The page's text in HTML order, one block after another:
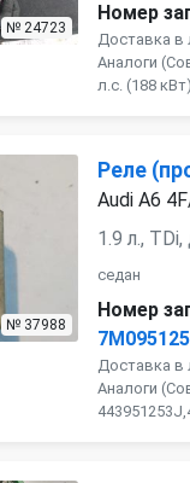
№ 24723
Номер
Доставка в
Аналоги
л.с. (188
№ 37988
Реле
Audi A6
1.9 л.,
седан
Номер
Доставка в
Аналоги